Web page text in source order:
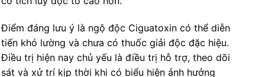
Điểm đáng lưu ý là ngộ độc Ciguatoxin có thể diễn
tiến khó lường và chưa có thuốc giải độc đặc hiệu.
Điều trị hiện nay chủ yếu là điều trị hỗ trợ, theo dõi
sát và xử trí kịp thời khi có biểu hiện ảnh hưởng